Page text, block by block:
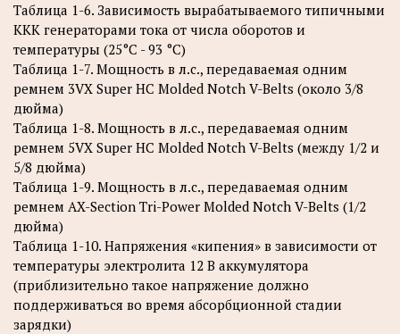
Таблица 1-6. Зависимость вырабатываемого типичными
ККК генераторами тока от числа оборотов и
температуры (25°С - 93 °С)
Таблица 1-7. Мощность в л.с., передаваемая одним
ремнем 3VX Super НС Molded Notch V-Belts (около 3/8
дюйма)
Таблица 1-8. Мощность в л.с., передаваемая одним
ремнем 5VX Super НС Molded Notch V-Belts (между 1/2 и
5/8 дюйма)
Таблица 1-9. Мощность в л.с., передаваемая одним
ремнем AX-Section Tri-Power Molded Notch V-Belts (1/2
дюйма)
Таблица 1-10. Напряжения «кипения» в зависимости от
температуры электролита 12 В аккумулятора
(приблизительно такое напряжение должно
поддерживаться во время абсорбционной стадии
зарядки)